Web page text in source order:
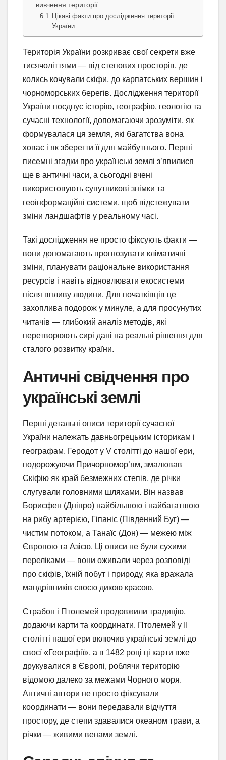
вивчення території
Цікаві факти про дослідження території
України
Територія України розкриває свої секрети вже
тисячоліттями — від степових просторів, де
колись кочували скіфи, до карпатських вершин і
чорноморських берегів. Дослідження території
України поєднує історію, географію, геологію та
сучасні технології, допомагаючи зрозуміти, як
формувалася ця земля, які багатства вона
ховає і як зберегти її для майбутнього. Перші
писемні згадки про українські землі з’явилися
ще в античні часи, а сьогодні вчені
використовують супутникові знімки та
геоінформаційні системи, щоб відстежувати
зміни ландшафтів у реальному часі.
Такі дослідження не просто фіксують факти —
вони допомагають прогнозувати кліматичні
зміни, планувати раціональне використання
ресурсів і навіть відновлювати екосистеми
після впливу людини. Для початківців це
захоплива подорож у минуле, а для просунутих
читачів — глибокий аналіз методів, які
перетворюють сирі дані на реальні рішення для
сталого розвитку країни.
Античні свідчення про
українські землі
Перші детальні описи території сучасної
України належать давньогрецьким історикам і
географам. Геродот у V столітті до нашої ери,
подорожуючи Причорномор’ям, змалював
Скіфію як край безмежних степів, де річки
слугували головними шляхами. Він назвав
Борисфен (Дніпро) найбільшою і найбагатшою
на рибу артерією, Гіпаніс (Південний Буг) —
чистим потоком, а Танаїс (Дон) — межею між
Європою та Азією. Ці описи не були сухими
переліками — вони оживали через розповіді
про скіфів, їхній побут і природу, яка вражала
мандрівників своєю дикою красою.
Страбон і Птолемей продовжили традицію,
додаючи карти та координати. Птолемей у II
столітті нашої ери включив українські землі до
своєї «Географії», а в 1482 році ці карти вже
друкувалися в Європі, роблячи територію
відомою далеко за межами Чорного моря.
Античні автори не просто фіксували
координати — вони передавали відчуття
простору, де степи здавалися океаном трави, а
річки — живими венами землі.